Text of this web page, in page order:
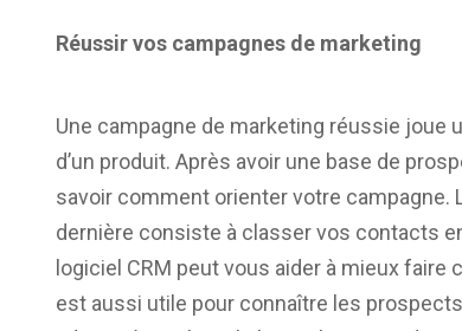
Réussir vos campagnes de marketing
Une campagne de marketing réussie joue
d’un produit. Après avoir une base de
savoir comment orienter votre campagne.
dernière consiste à classer vos contacts
logiciel CRM peut vous aider à mieux faire
est aussi utile pour connaître les